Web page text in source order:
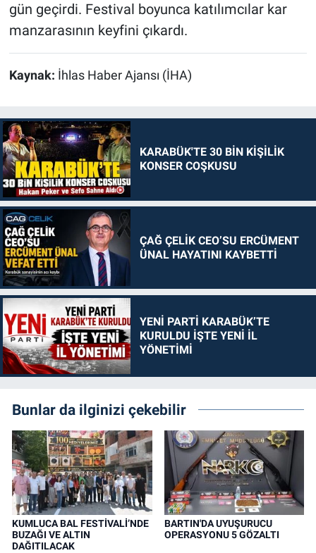
gün geçirdi. Festival boyunca katılımcılar kar
manzarasının keyfini çıkardı.
Kaynak: İhlas Haber Ajansı (İHA)
KARABÜK'TE 30 BİN KİŞİLİK
KONSER COŞKUSU
ÇAĞ ÇELİK CEO’SU ERCÜMENT
ÜNAL HAYATINI KAYBETTİ
YENİ PARTİ KARABÜK’TE
KURULDU İŞTE YENİ İL
YÖNETİMİ
Bunlar da ilginizi çekebilir
KUMLUCA BAL FESTİVALİ’NDE
BUZAĞI VE ALTIN
DAĞITILACAK
BARTIN'DA UYUŞURUCU
OPERASYONU 5 GÖZALTI